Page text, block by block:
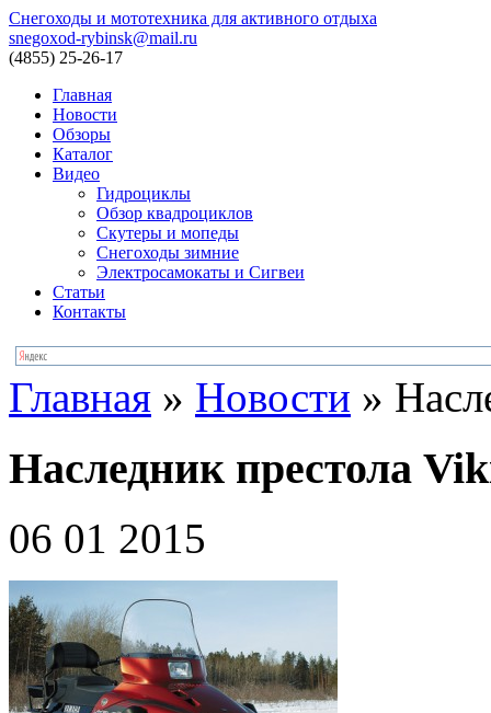
Снегоходы и мототехника для активного отдыха
snegoxod-rybinsk@mail.ru
(4855) 25-26-17
Главная
Новости
Обзоры
Каталог
Видео
Гидроциклы
Обзор квадроциклов
Скутеры и мопеды
Снегоходы зимние
Электросамокаты и Сигвеи
Статьи
Контакты
Главная » Новости »
Наследник престола
06 01 2015